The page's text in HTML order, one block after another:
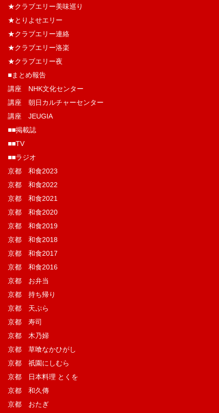
★クラブエリー美味巡り
★とりよせエリー
★クラブエリー連絡
★クラブエリー洛楽
★クラブエリー夜
■まとめ報告
講座 NHK文化センター
講座 朝日カルチャーセンター
講座 JEUGIA
■■掲載誌
■■TV
■■ラジオ
京都 和食2023
京都 和食2022
京都 和食2021
京都 和食2020
京都 和食2019
京都 和食2018
京都 和食2017
京都 和食2016
京都 お弁当
京都 持ち帰り
京都 天ぷら
京都 寿司
京都 木乃婦
京都 草喰なかひがし
京都 祇園にしむら
京都 日本料理 とくを
京都 和久傳
京都 おたぎ